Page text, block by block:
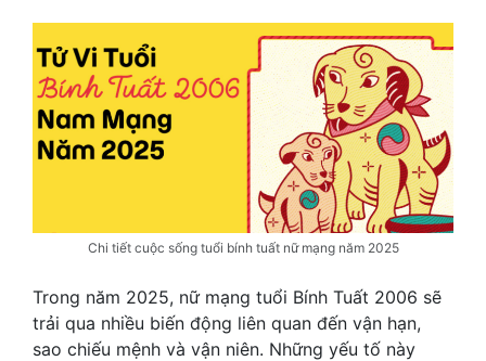
Chi tiết cuộc sống tuổi bính tuất nữ mạng năm 2025
Trong năm 2025, nữ mạng tuổi Bính Tuất 2006 sẽ
trải qua nhiều biến động liên quan đến vận hạn,
sao chiếu mệnh và vận niên. Những yếu tố này